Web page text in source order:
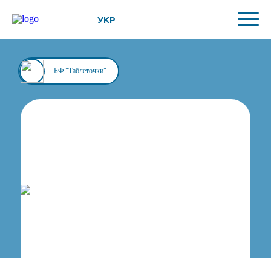
УКР
БФ "Таблеточки"